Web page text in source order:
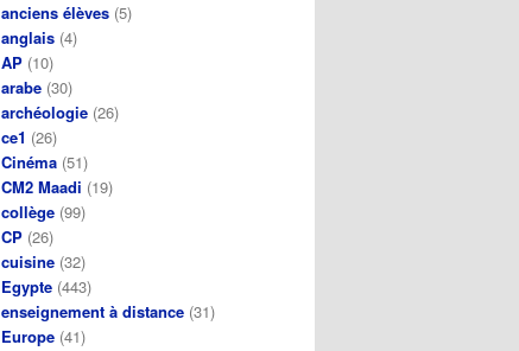
anciens élèves (5)
anglais (4)
AP (10)
arabe (30)
archéologie (26)
ce1 (26)
Cinéma (51)
CM2 Maadi (19)
collège (99)
CP (26)
cuisine (32)
Egypte (443)
enseignement à distance (31)
Europe (41)